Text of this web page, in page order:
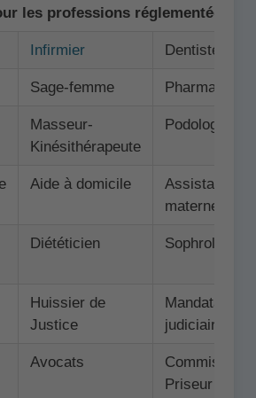
les professions réglementées ⚖️
Infirmier Dentiste
Sage-femme Pharmacien
Masseur-
Kinésithérapeute
Podologue
Aide à domicile
Assistance
maternelle
Diététicien Sophrologue
Huissier de
Justice
Mandataire
judiciaire
Avocats
Priseur